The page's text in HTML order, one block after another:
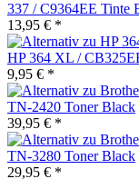
337 / C9364EE Tinte
13,95 € *
HP 364 XL /
9,95 € *
TN-2420 Toner Black
39,95 € *
TN-3280 Toner Black
29,95 € *